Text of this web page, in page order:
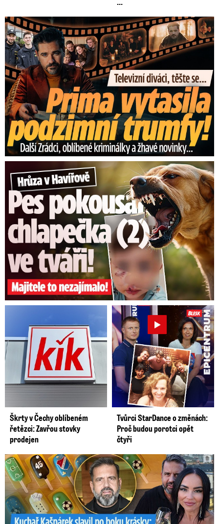
Prima vytasila podzimní trumfy! Další Zrádci a žhavé novinky
Hrůza v Havířově: Pes pokousal chlapečka (2) ve tváři!
Škrty v Čechy oblíbeném
řetězci: Zavřou stovky
prodejen
Tvůrci StarDance o změnách:
Proč budou porotci opět
čtyři
Kašpárek slavil po boku krásky: Dojemné přání k narozeninám